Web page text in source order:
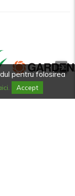
pentru folosirea
Accept